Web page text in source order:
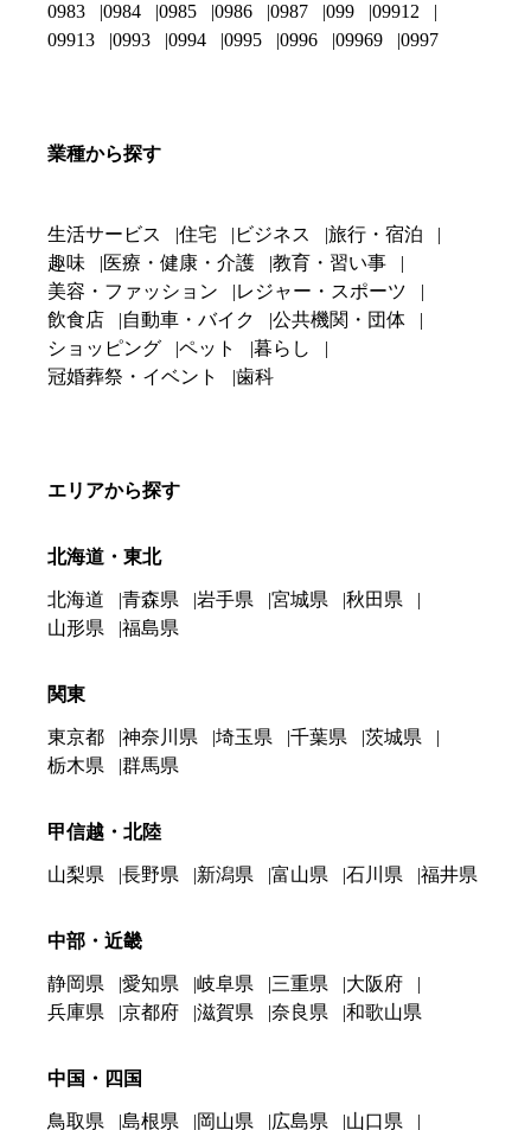
0983
0984 0985 0986 0987 099
09912
09913
0993 0994 0995 0996 09969 0997
業種から探す
生活サービス 住宅 ビジネス
旅行・宿泊
趣味
医療・健康・介護
教育・習い事
美容・ファッション
レジャー・スポーツ
飲食店
自動車・バイク
公共機関・団体
ショッピング
ペット
暮らし
冠婚葬祭・イベント
歯科
エリアから探す
北海道・東北
北海道 青森県 岩手県 宮城県
秋田県
山形県
福島県
関東
東京都 神奈川県 埼玉県 千葉県
茨城県
栃木県
群馬県
甲信越・北陸
山梨県 長野県 新潟県 富山県 石川県 福井県
中部・近畿
静岡県 愛知県 岐阜県 三重県
大阪府
兵庫県
京都府 滋賀県 奈良県 和歌山県
中国・四国
鳥取県 島根県 岡山県 広島県
山口県